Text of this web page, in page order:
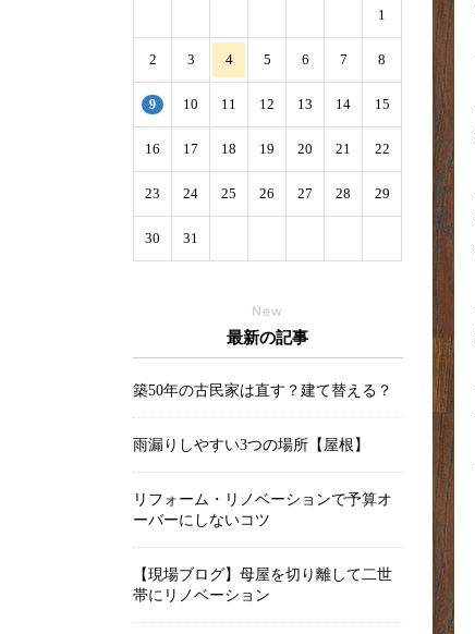
1
2 3 4 5 6 7 8
9 10 11 12 13 14 15
16 17 18 19 20 21 22
23 24 25 26 27 28 29
30 31
New
最新の記事
築50年の古民家は直す？建て替える？
雨漏りしやすい3つの場所【屋根】
リフォーム・リノベーションで予算オ
ーバーにしないコツ
【現場ブログ】母屋を切り離して二世
帯にリノベーション